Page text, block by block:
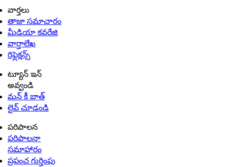
వార్తలు
తాజా సమాచారం
మీడియా కవరేజి
వార్తాలేఖ
రిఫ్లెక్షన్స్
ట్యూన్ ఇన్
అవ్వండి
మన్ కీ బాత్
లైవ్ చూడండి
పరిపాలన
పరిపాలనా
సమాహారం
ప్రపంచ గుర్తింపు